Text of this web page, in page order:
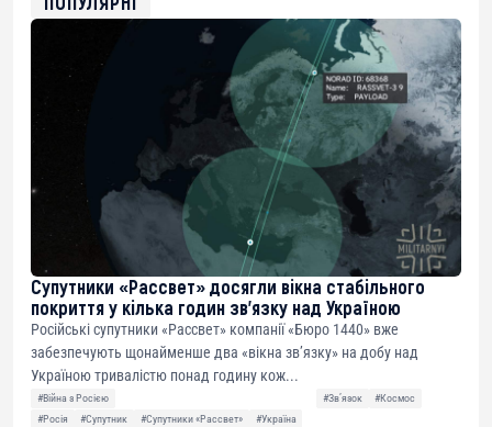
Супутники «Рассвет» досягли вікна стабільного
покриття у кілька годин зв’язку над Україною
Російські супутники «Рассвет» компанії «Бюро 1440» вже
забезпечують щонайменше два «вікна зв’язку» на добу над
Україною тривалістю понад годину кож...
#Війна з Росією #Звʼязок
#Космос
#Росія
#Супутник #Супутники «Рассвет»
#Україна